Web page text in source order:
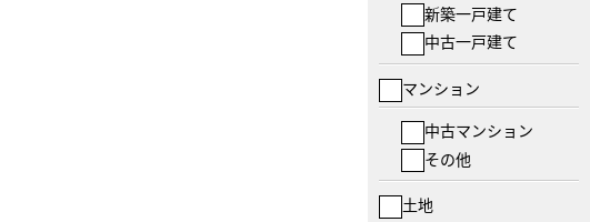
新築一戸建て
中古一戸建て
マンション
中古マンション
その他
土地